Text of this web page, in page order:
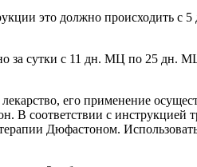
это должно происходить
за сутки с 11 дн. МЦ по 25 дн.
его применение
соответствии с инструкцией
Дюфастоном.